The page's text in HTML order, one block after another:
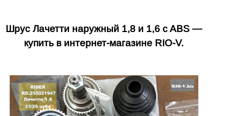
Шрус Лачетти наружный 1,8 и 1,6 c ABS —
купить в интернет-магазине RIO-V.